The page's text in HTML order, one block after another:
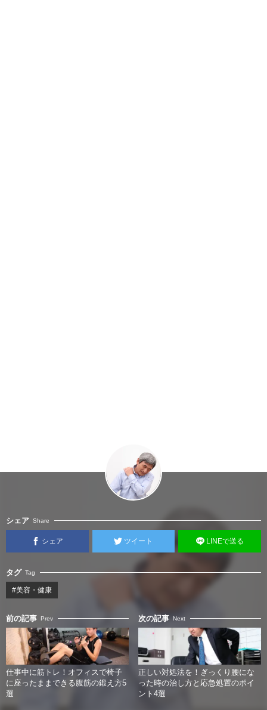
シェア Share
シェア ツイート LINEで送る
タグ Tag
#美容・健康
前の記事 Prev
仕事中に筋トレ！オフィスで椅子
に座ったままできる腹筋の鍛え方5
選
次の記事 Next
正しい対処法を！ぎっくり腰にな
った時の治し方と応急処置のポイ
ント4選